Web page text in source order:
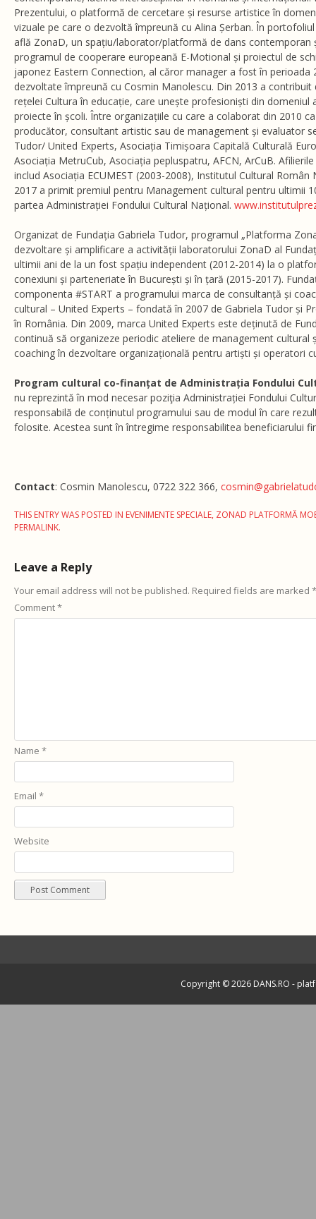
Prezentului, o platformă de cercetare și resurse artistice în
vizuale pe care o dezvoltă împreună cu Alina Șerban. În
află ZonaD, un spațiu/laborator/platformă de dans contemporan
programul de cooperare europeană E-Motional și proiectul de
japonez Eastern Connection, al căror manager a fost în perioada
dezvoltate împreună cu Cosmin Manolescu. Din 2013 a contribuit
rețelei Cultura în educație, care unește profesioniști din domeniul
proiecte în școli. Între organizațiile cu care a colaborat din 2010
producător, consultant artistic sau de management și evaluator
Tudor/ United Experts, Asociația Timișoara Capitală Culturală
Asociația MetruCub, Asociația pepluspatru, AFCN, ArCuB.
includ Asociația ECUMEST (2003-2008), Institutul Cultural Român
2017 a primit premiul pentru Management cultural pentru ultimii
partea Administrației Fondului Cultural Național.
Organizat de Fundația Gabriela Tudor, programul „Platforma
dezvoltare și amplificare a activității laboratorului ZonaD al
ultimii ani de la un fost spațiu independent (2012-2014) la o
conexiuni și parteneriate în București și în țară (2015-2017).
componenta #START a programului marca de consultanță și
cultural – United Experts – fondată în 2007 de Gabriela Tudor și
în România. Din 2009, marca United Experts este deținută de
continuă să organizeze periodic ateliere de management cultural
coaching în dezvoltare organizațională pentru artiști și operatori
Program cultural co-finanțat de Administrația Fondului
nu reprezintă în mod necesar poziţia Administrației Fondului
responsabilă de conținutul programului sau de modul în care
folosite. Acestea sunt în întregime responsabilitea beneficiarului
Contact: Cosmin Manolescu, 0722 322 366,
THIS ENTRY WAS POSTED IN EVENIMENTE SPECIALE, ZONAD PLATFORMĂ
PERMALINK.
Leave a Reply
Your email address will not be published. Required fields are marked *
Comment*
Name *
Email *
Website
Copyright © 2026 DANS.RO -